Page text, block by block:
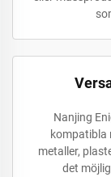
Nanjing
kompatibla
metaller,
det